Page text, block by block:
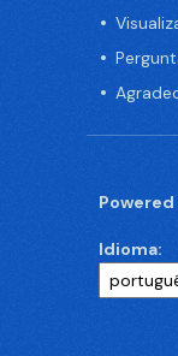
Powered
Idioma